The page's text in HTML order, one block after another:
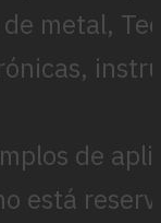
metal,
de
está